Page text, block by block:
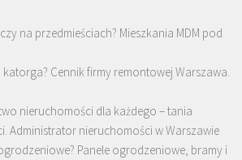
na przedmieściach? Mieszkania MDM pod
katorga? Cennik firmy remontowej Warszawa.
nieruchomości dla każdego – tania
Administrator nieruchomości w Warszawie
Panele ogrodzeniowe, bramy i